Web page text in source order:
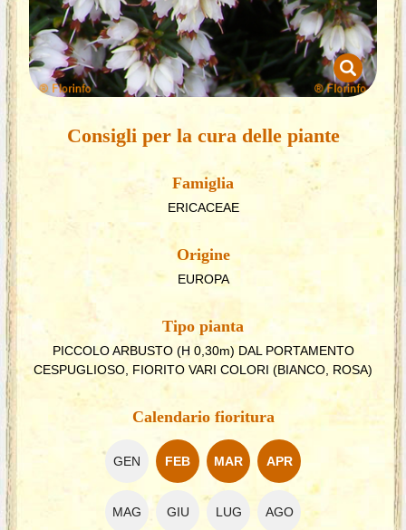
Consigli per la cura delle piante
Famiglia
ERICACEAE
Origine
EUROPA
Tipo pianta
PICCOLO ARBUSTO (H 0,30m) DAL PORTAMENTO
CESPUGLIOSO, FIORITO VARI COLORI (BIANCO, ROSA)
Calendario fioritura
GEN FEB MAR APR
MAG GIU LUG AGO